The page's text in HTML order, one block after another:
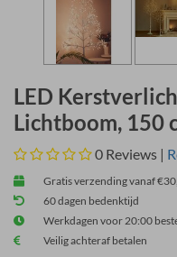
LED
Lichtboom, 150
0 Reviews |
Gratis verzending vanaf
60 dagen bedenktijd
Werkdagen voor 20:00
Veilig achteraf betalen